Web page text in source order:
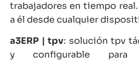
trabajadores en tiempo
a él desde cualquier
a3ERP | tpv: solución tpv
y configurable para